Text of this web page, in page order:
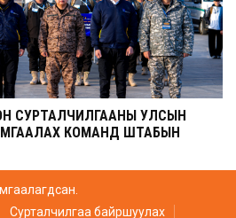
СУРТАЛЧИЛГААНЫ УЛСЫН
КОМАНД ШТАБЫН
Сурталчилгаа байршуулах